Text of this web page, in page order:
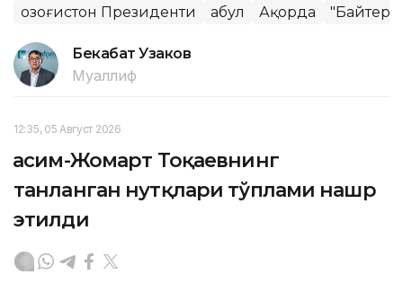
Қозоғистон Президенти Қабул Ақорда
Бекабат Узаков
Муаллиф
12:35, 05 Август 2026
Қасим-Жомарт Тоқаевнинг
танланган нутқлари тўплами нашр
этилди